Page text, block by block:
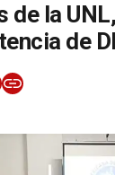
de la
de